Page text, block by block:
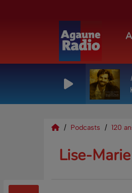
Podcasts 120
Lise-